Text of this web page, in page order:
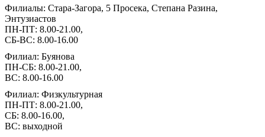
Филиалы: Стара-Загора, 5 Просека, Степана Разина,
Энтузиастов
ПН-ПТ: 8.00-21.00,
СБ-ВС: 8.00-16.00
Филиал: Буянова
ПН-СБ: 8.00-21.00,
ВС: 8.00-16.00
Филиал: Физкультурная
ПН-ПТ: 8.00-21.00,
СБ: 8.00-16.00,
ВС: выходной